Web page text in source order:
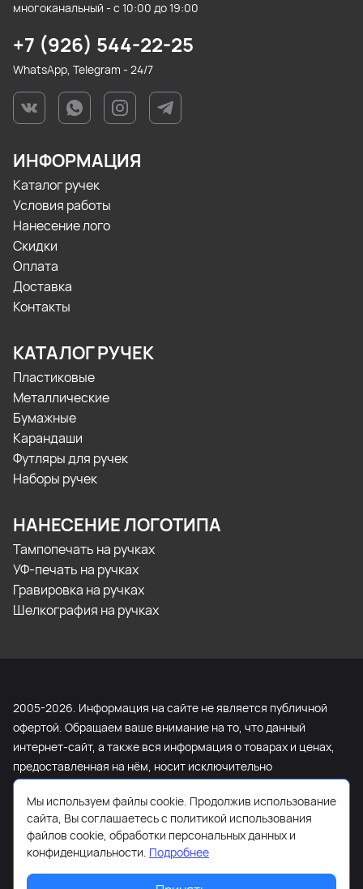
многоканальный - с 10:00 до 19:00
+7 (926) 544-22-25
WhatsApp, Telegram - 24/7
ИНФОРМАЦИЯ
Каталог ручек
Условия работы
Нанесение лого
Скидки
Оплата
Доставка
Контакты
КАТАЛОГ РУЧЕК
Пластиковые
Металлические
Бумажные
Карандаши
Футляры для ручек
Наборы ручек
НАНЕСЕНИЕ ЛОГОТИПА
Тампопечать на ручках
УФ-печать на ручках
Гравировка на ручках
Шелкография на ручках
2005-2026. Информация на сайте не является публичной
офертой. Обращаем ваше внимание на то, что данный
интернет-сайт, а также вся информация о товарах и ценах,
предоставленная на нём, носит исключительно
информационный характер и ни при каких условиях не
является публичной офертой, определяемой положениями
Статьи 437 Гражданского кодекса Российской Федерации.
Для получения подробной информации о наличии и
стоимости указанных товаров и (или) услуг, пожалуйста,
обращайтесь к менеджеру сайта с помощью специальной
Мы используем файлы cookie. Продолжив использование
сайта, Вы соглашаетесь с политикой использования
файлов cookie, обработки персональных данных и
конфиденциальности. Подробнее